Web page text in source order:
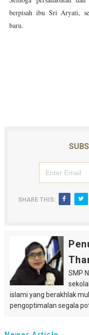
berpisah ibu Sri Aryati,
baru.
SHARE THIS:
SMP
islami yang berakhlak
pengoptimalan segala